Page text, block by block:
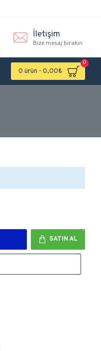
İletişim
Bize mesaj bırakın
0 ürün - 0,00₺
0
SATIN AL